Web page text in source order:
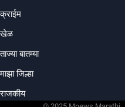
क्राईम
खेळ
ताज्या बातम्या
माझा जिल्हा
राजकीय